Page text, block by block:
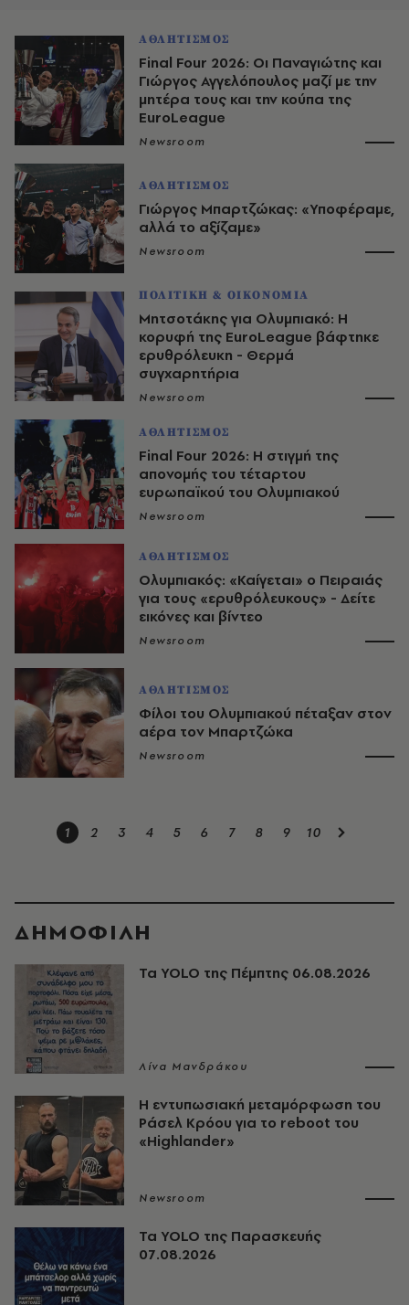
ΑΘΛΗΤΙΣΜΟΣ
Final Four 2026: Oι Παναγιώτης και
Γιώργος Αγγελόπουλος μαζί με την
μητέρα τους και την κούπα της
EuroLeague
Newsroom
ΑΘΛΗΤΙΣΜΟΣ
Γιώργος Μπαρτζώκας: «Υποφέραμε,
αλλά το αξίζαμε»
Newsroom
ΠΟΛΙΤΙΚΗ & ΟΙΚΟΝΟΜΙΑ
Μητσοτάκης για Ολυμπιακό: Η
κορυφή της EuroLeague βάφτηκε
ερυθρόλευκη - Θερμά
συγχαρητήρια
Newsroom
ΑΘΛΗΤΙΣΜΟΣ
Final Four 2026: Η στιγμή της
απονομής του τέταρτου
ευρωπαϊκού του Ολυμπιακού
Newsroom
ΑΘΛΗΤΙΣΜΟΣ
Ολυμπιακός: «Καίγεται» ο Πειραιάς
για τους «ερυθρόλευκους» - Δείτε
εικόνες και βίντεο
Newsroom
ΑΘΛΗΤΙΣΜΟΣ
Φίλοι του Ολυμπιακού πέταξαν στον
αέρα τον Μπαρτζώκα
Newsroom
1 2 3 4 5 6 7 8 9 10
ΔΗΜΟΦΙΛΗ
Τα YOLO της Πέμπτης 06.08.2026
Λίνα Μανδράκου
Η εντυπωσιακή μεταμόρφωση του
Ράσελ Κρόου για το reboot του
«Highlander»
Newsroom
Τα YOLO της Παρασκευής
07.08.2026